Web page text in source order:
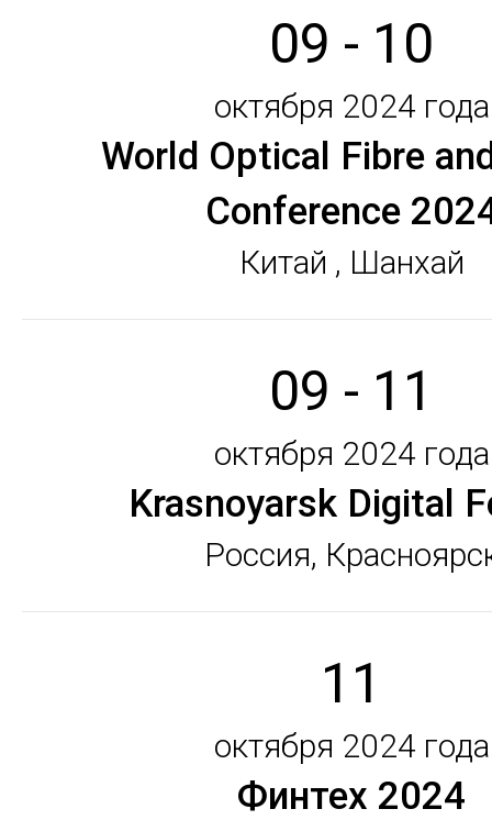
09 - 10
октября 2024 года
World Optical Fibre
Conference
Китай , Шанхай
09 - 11
октября 2024 года
Krasnoyarsk Digital
Россия,
11
октября 2024 года
Финтех 2024